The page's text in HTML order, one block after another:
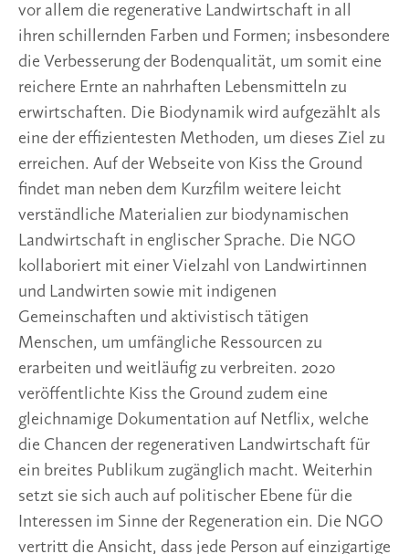
vor allem die regenerative Landwirtschaft in all
ihren schillernden Farben und Formen; insbesondere
die Verbesserung der Bodenqualität, um somit eine
reichere Ernte an nahrhaften Lebensmitteln zu
erwirtschaften. Die Biodynamik wird aufgezählt als
eine der effizientesten Methoden, um dieses Ziel zu
erreichen. Auf der Webseite von Kiss the Ground
findet man neben dem Kurzfilm weitere leicht
verständliche Materialien zur biodynamischen
Landwirtschaft in englischer Sprache. Die NGO
kollaboriert mit einer Vielzahl von Landwirtinnen
und Landwirten sowie mit indigenen
Gemeinschaften und aktivistisch tätigen
Menschen, um umfängliche Ressourcen zu
erarbeiten und weitläufig zu verbreiten. 2020
veröffentlichte Kiss the Ground zudem eine
gleichnamige Dokumentation auf Netflix, welche
die Chancen der regenerativen Landwirtschaft für
ein breites Publikum zugänglich macht. Weiterhin
setzt sie sich auch auf politischer Ebene für die
Interessen im Sinne der Regeneration ein. Die NGO
vertritt die Ansicht, dass jede Person auf einzigartige